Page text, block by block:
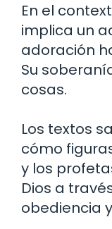
En el
implica un
adoración
Su
cosas.
Los textos
cómo
y los
Dios a
obediencia